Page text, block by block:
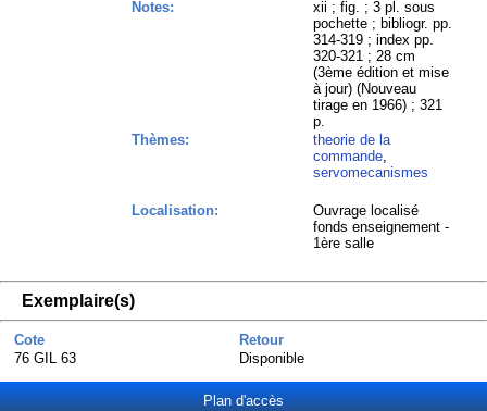
Notes:
xii ; fig. ; 3 pl. sous
pochette ; bibliogr. pp.
314-319 ; index pp.
320-321 ; 28 cm
(3ème édition et mise
à jour) (Nouveau
tirage en 1966) ; 321
p.
Thèmes:
theorie de la
commande,
servomecanismes
Localisation:
Ouvrage localisé
fonds enseignement -
1ère salle
Exemplaire(s)
Cote
Retour
76 GIL 63
Disponible
Plan d'accès